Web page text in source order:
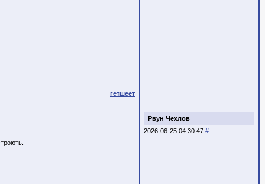
гетшеет
Рвун Чехлов
2026-06-25 04:30:47 #